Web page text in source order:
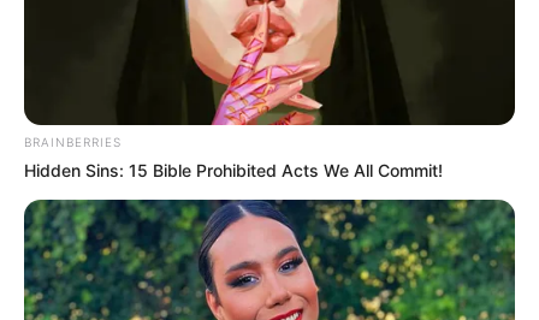
BRAINBERRIES
Hidden Sins: 15 Bible Prohibited Acts We All Commit!